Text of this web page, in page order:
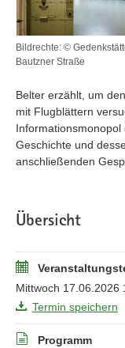
Bildrechte: ©
Bautzner Straße
Belter erzählt, um
mit Flugblättern
Geschichte und
anschließenden
Übersicht
Mittwoch 17.06.2026
Termin speichern
Programm